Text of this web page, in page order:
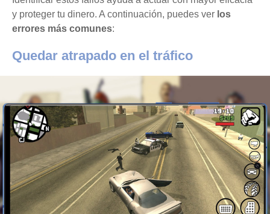
y proteger tu dinero. A continuación, puedes ver los
errores más comunes:
Quedar atrapado en el tráfico